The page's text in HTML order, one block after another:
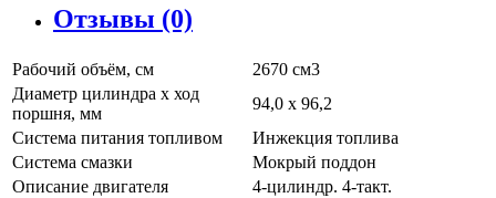
Отзывы (0)
Рабочий объём, см
2670 см3
Диаметр цилиндра х ход
поршня, мм
94,0 х 96,2
Система питания топливом
Инжекция топлива
Система смазки
Мокрый поддон
Описание двигателя
4-цилиндр. 4-такт.